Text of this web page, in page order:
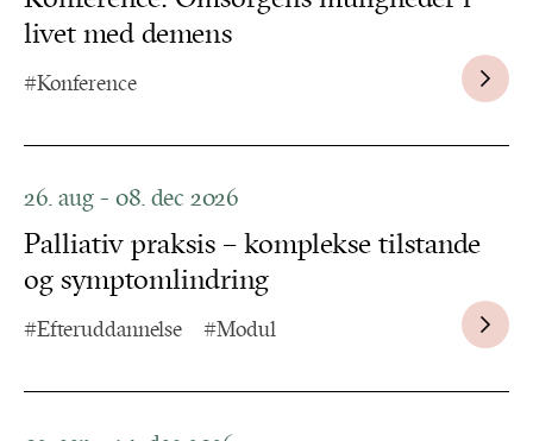
livet med demens
#Konference
26. aug - 08. dec 2026
Palliativ praksis – komplekse tilstande
og symptomlindring
#Efteruddannelse #Modul